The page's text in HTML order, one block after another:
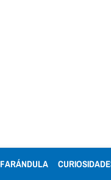
FARÁNDULA